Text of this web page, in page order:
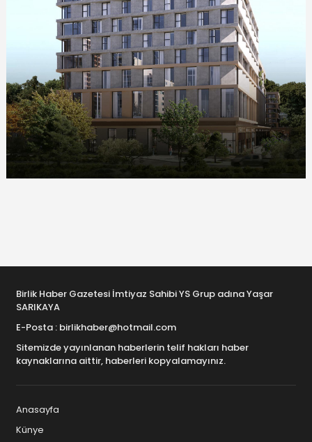
Birlik Haber Gazetesi İmtiyaz Sahibi YS Grup adına Yaşar
SARIKAYA
E-Posta : birlikhaber@hotmail.com
Sitemizde yayınlanan haberlerin telif hakları haber
kaynaklarına aittir, haberleri kopyalamayınız.
Anasayfa
Künye